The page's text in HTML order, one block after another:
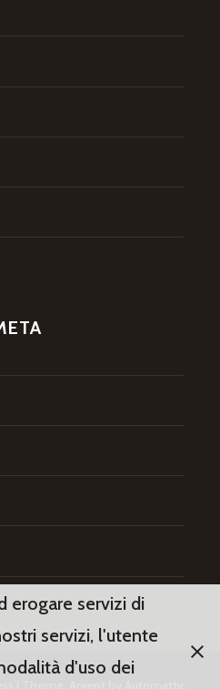
erogare servizi di
servizi, l'utente
d'uso dei